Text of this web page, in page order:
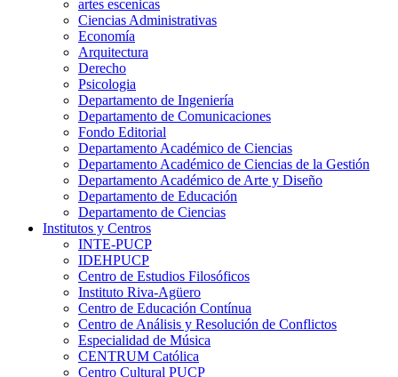
artes escenicas
Ciencias Administrativas
Economía
Arquitectura
Derecho
Psicologia
Departamento de Ingeniería
Departamento de Comunicaciones
Fondo Editorial
Departamento Académico de Ciencias
Departamento Académico de Ciencias de la Gestión
Departamento Académico de Arte y Diseño
Departamento de Educación
Departamento de Ciencias
Institutos y Centros
INTE-PUCP
IDEHPUCP
Centro de Estudios Filosóficos
Instituto Riva-Agüero
Centro de Educación Contínua
Centro de Análisis y Resolución de Conflictos
Especialidad de Música
CENTRUM Católica
Centro Cultural PUCP